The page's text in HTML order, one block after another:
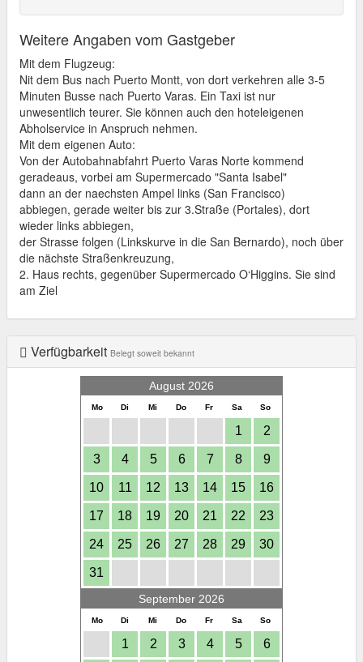
Weitere Angaben vom Gastgeber
Mit dem Flugzeug:
Nit dem Bus nach Puerto Montt, von dort verkehren alle 3-5
Minuten Busse nach Puerto Varas. Ein Taxi ist nur
unwesentlich teurer. Sie können auch den hoteleigenen
Abholservice in Anspruch nehmen.
Mit dem eigenen Auto:
Von der Autobahnabfahrt Puerto Varas Norte kommend
geradeaus, vorbei am Supermercado "Santa Isabel"
dann an der naechsten Ampel links (San Francisco)
abbiegen, gerade weiter bis zur 3.Straße (Portales), dort
wieder links abbiegen,
der Strasse folgen (Linkskurve in die San Bernardo), noch über
die nächste Straßenkreuzung,
2. Haus rechts, gegenüber Supermercado O‘Higgins. Sie sind
am Ziel
Verfügbarkeit Belegt soweit bekannt
August 2026
Mo Di Mi Do Fr Sa So
1 2
3 4 5 6 7 8 9
10 11 12 13 14 15 16
17 18 19 20 21 22 23
24 25 26 27 28 29 30
31
September 2026
Mo Di Mi Do Fr Sa So
1 2 3 4 5 6